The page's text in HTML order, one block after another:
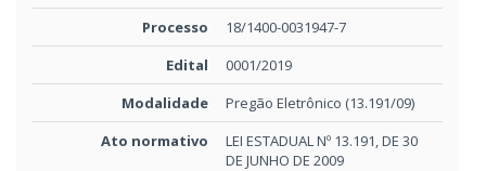
Processo
18/1400-0031947-7
Edital
0001/2019
Modalidade
Pregão Eletrônico (13.191/09)
Ato normativo
LEI ESTADUAL Nº 13.191, DE 30
DE JUNHO DE 2009